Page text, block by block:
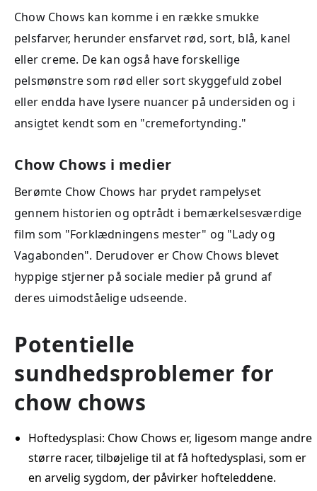
Chow Chows kan komme i en række smukke
pelsfarver, herunder ensfarvet rød, sort, blå, kanel
eller creme. De kan også have forskellige
pelsmønstre som rød eller sort skyggefuld zobel
eller endda have lysere nuancer på undersiden og i
ansigtet kendt som en "cremefortynding."
Chow Chows i medier
Berømte Chow Chows har prydet rampelyset
gennem historien og optrådt i bemærkelsesværdige
film som "Forklædningens mester" og "Lady og
Vagabonden". Derudover er Chow Chows blevet
hyppige stjerner på sociale medier på grund af
deres uimodståelige udseende.
Potentielle
sundhedsproblemer for
chow chows
Hoftedysplasi: Chow Chows er, ligesom mange andre
større racer, tilbøjelige til at få hoftedysplasi, som er
en arvelig sygdom, der påvirker hofteleddene.